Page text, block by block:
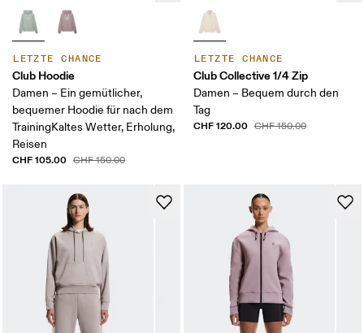
LETZTE CHANCE
Club Hoodie
Damen – Ein gemütlicher,
bequemer Hoodie für nach dem
TrainingKaltes Wetter, Erholung,
Reisen
CHF 105.00 CHF 150.00
LETZTE CHANCE
Club Collective 1/4 Zip
Damen – Bequem durch den
Tag
CHF 120.00 CHF 150.00